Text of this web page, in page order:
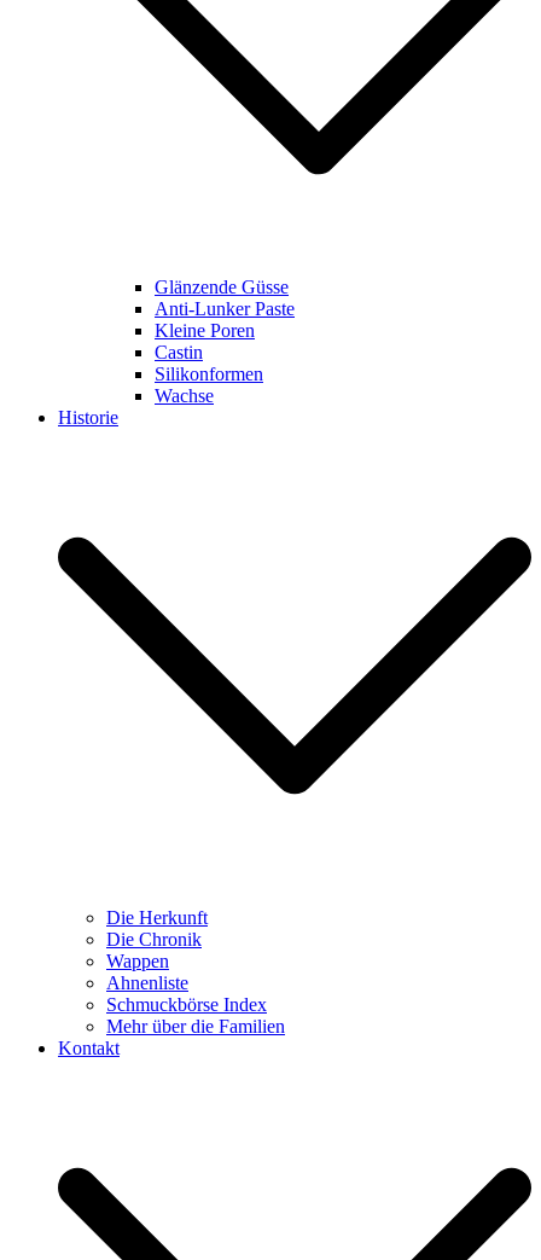
Glänzende Güsse
Anti-Lunker Paste
Kleine Poren
Castin
Silikonformen
Wachse
Historie
Die Herkunft
Die Chronik
Wappen
Ahnenliste
Schmuckbörse Index
Mehr über die Familien
Kontakt